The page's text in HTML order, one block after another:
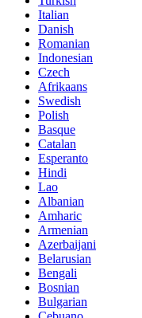
Italian
Danish
Romanian
Indonesian
Czech
Afrikaans
Swedish
Polish
Basque
Catalan
Esperanto
Hindi
Lao
Albanian
Amharic
Armenian
Azerbaijani
Belarusian
Bengali
Bosnian
Bulgarian